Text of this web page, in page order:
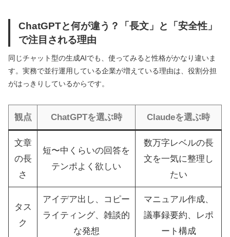
ChatGPTと何が違う？「長文」と「安全性」
で注目される理由
同じチャット型の生成AIでも、使ってみると性格がかなり違いま
す。実務で並行運用している企業が増えている理由は、役割分担
がはっきりしているからです。
観点 ChatGPTを選ぶ時 Claudeを選ぶ時
文章
の長
さ
短〜中くらいの回答を
テンポよく欲しい
数万字レベルの長
文を一気に整理し
たい
タス
ク
アイデア出し、コピー
ライティング、雑談的
な発想
マニュアル作成、
議事録要約、レポ
ート構成